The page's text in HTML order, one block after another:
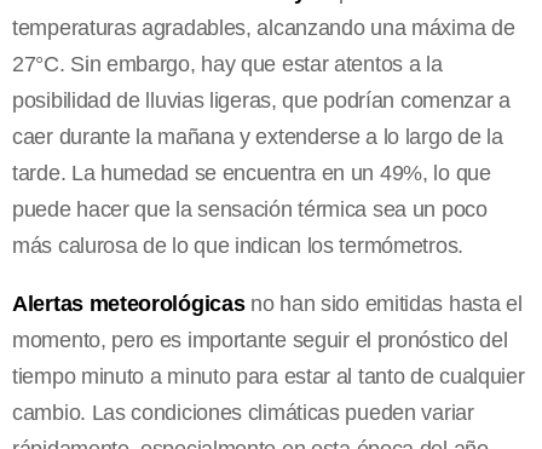
temperaturas agradables, alcanzando una máxima de
27°C. Sin embargo, hay que estar atentos a la
posibilidad de lluvias ligeras, que podrían comenzar a
caer durante la mañana y extenderse a lo largo de la
tarde. La humedad se encuentra en un 49%, lo que
puede hacer que la sensación térmica sea un poco
más calurosa de lo que indican los termómetros.
Alertas meteorológicasno han sido emitidas hasta el
momento, pero es importante seguir el pronóstico del
tiempo minuto a minuto para estar al tanto de cualquier
cambio. Las condiciones climáticas pueden variar